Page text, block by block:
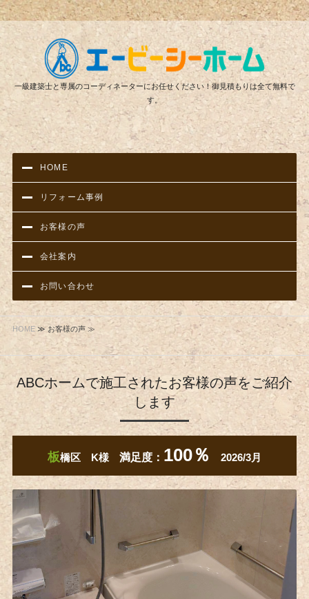
リ
一級建築士と専属のコーディネーターにお任せください！御見積もりは全て無料で
す。
HOME
リフォーム事例
お客様の声
会社案内
お問い合わせ
HOME≫ お客様の声 ≫
ABCホームで施工されたお客様の声をご紹介
します
板橋区 K様 満足度： 100％ 2026/3月